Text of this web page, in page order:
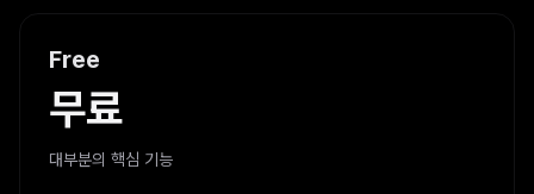
Free
무료
대부분의 핵심 기능